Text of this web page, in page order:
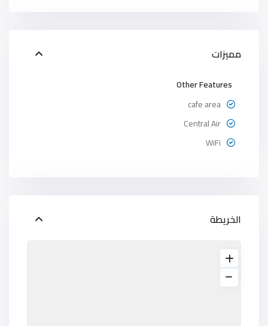
مميزات
Other Features
cafe area
Central Air
WiFi
الخريطة